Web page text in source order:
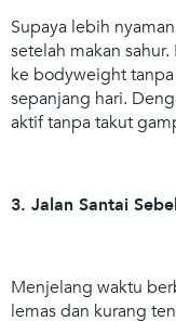
Supaya lebih
setelah makan
ke bodyweight
sepanjang hari.
aktif tanpa takut
3. Jalan Santai
Menjelang waktu
lemas dan kurang